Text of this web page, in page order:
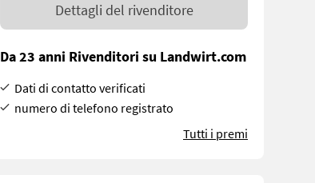
Dettagli del rivenditore
Da 23 anni Rivenditori su Landwirt.com
Dati di contatto verificati
numero di telefono registrato
Tutti i premi